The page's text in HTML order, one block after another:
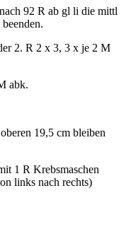
92 R ab gl li die mittl
2. R 2 x 3, 3 x je 2 M
abk.
19,5 cm bleiben
1 R Krebsmaschen
links nach rechts)